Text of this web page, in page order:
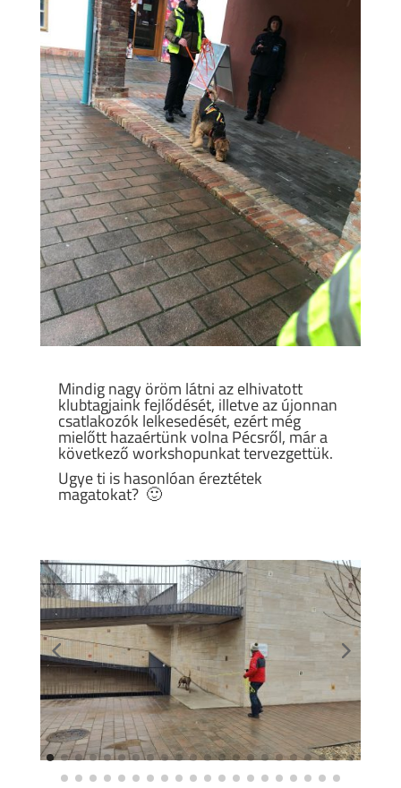
Mindig nagy öröm látni az elhivatott
klubtagjaink fejlődését, illetve az újonnan
csatlakozók lelkesedését, ezért még
mielőtt hazaértünk volna Pécsről, már a
következő workshopunkat tervezgettük.
Ugye ti is hasonlóan éreztétek
magatokat? 🙂